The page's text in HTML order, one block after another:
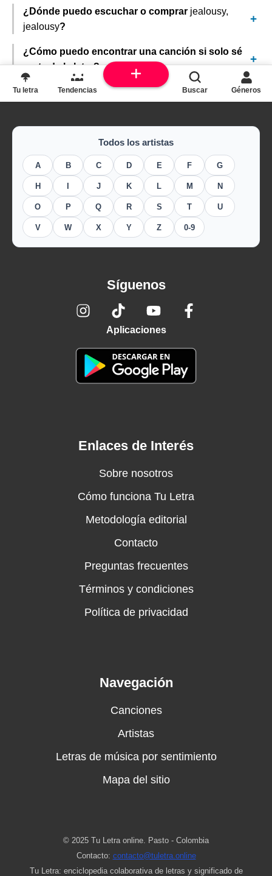
¿Dónde puedo escuchar o comprar jealousy,
jealousy?
¿Cómo puedo encontrar una canción si solo sé
parte de la letra?
Todos los artistas
A B C D E F G
H J K L M N
O P Q R S T U
V W X Y Z 0-9
Síguenos
Aplicaciones
Enlaces de Interés
Sobre nosotros
Cómo funciona Tu Letra
Metodología editorial
Contacto
Preguntas frecuentes
Términos y condiciones
Política de privacidad
Navegación
Canciones
Artistas
Letras de música por sentimiento
Mapa del sitio
© 2025 Tu Letra online. Pasto - Colombia
Contacto: contacto@tuletra.online
Tu Letra: enciclopedia colaborativa de letras y significado de
Tu letra Tendencias Buscar Géneros